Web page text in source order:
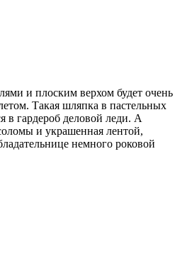
и плоским верхом будет очень
Такая шляпка в пастельных
в гардероб деловой леди. А
и украшенная лентой,
немного роковой